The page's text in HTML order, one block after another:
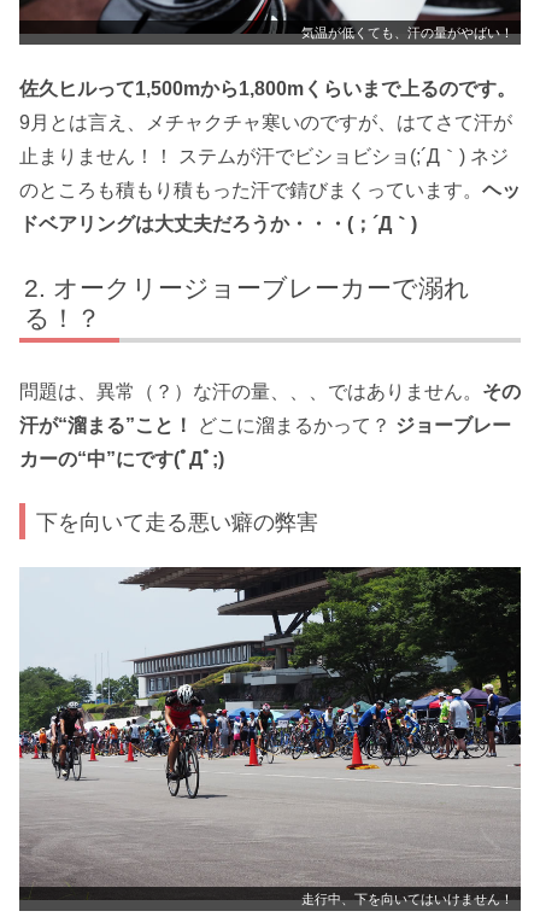
気温が低くても、汗の量がやばい！
佐久ヒルって1,500mから1,800mくらいまで上るのです。
9月とは言え、メチャクチャ寒いのですが、はてさて汗が
止まりません！！ ステムが汗でビショビショ(;´Д｀) ネジ
のところも積もり積もった汗で錆びまくっています。 ヘッ
ドベアリングは大丈夫だろうか・・・(；´Д｀)
オークリージョーブレーカーで溺れ
る！？
問題は、異常（？）な汗の量、、、ではありません。 その
汗が“溜まる”こと！
どこに溜まるかって？ ジョーブレー
カーの“中”にです(ﾟДﾟ;)
下を向いて走る悪い癖の弊害
走行中、下を向いてはいけません！